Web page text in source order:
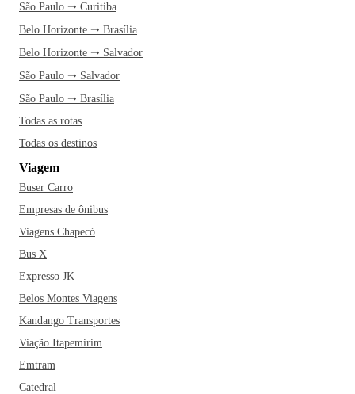
São Paulo ➝ Curitiba
Belo Horizonte ➝ Brasília
Belo Horizonte ➝ Salvador
São Paulo ➝ Salvador
São Paulo ➝ Brasília
Todas as rotas
Todas os destinos
Viagem
Buser Carro
Empresas de ônibus
Viagens Chapecó
Bus X
Expresso JK
Belos Montes Viagens
Kandango Transportes
Viação Itapemirim
Emtram
Catedral